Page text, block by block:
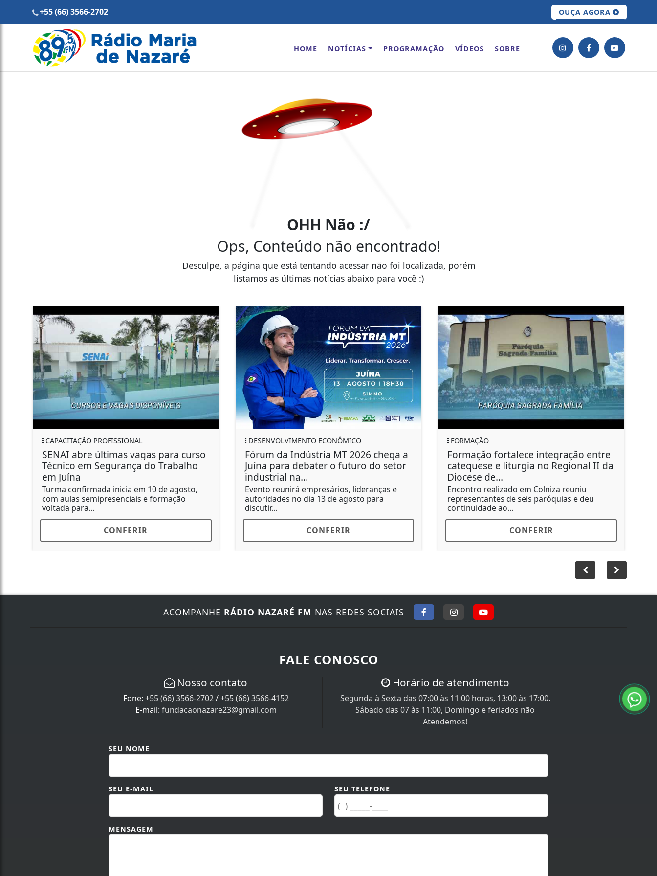
+55 (66) 3566-2702 OUÇA AGORA
HOME NOTÍCIAS PROGRAMAÇÃO VÍDEOS SOBRE
OHH Não :/
Ops, Conteúdo não encontrado!
Desculpe, a página que está tentando acessar não foi localizada, porém
listamos as últimas notícias abaixo para você :)
CAPACITAÇÃO PROFISSIONAL
SENAI abre últimas vagas para curso
Técnico em Segurança do Trabalho
em Juína
Turma confirmada inicia em 10 de agosto,
com aulas semipresenciais e formação
voltada para...
CONFERIR
DESENVOLVIMENTO ECONÔMICO
Fórum da Indústria MT 2026 chega a
Juína para debater o futuro do setor
industrial na...
Evento reunirá empresários, lideranças e
autoridades no dia 13 de agosto para
discutir...
CONFERIR
FORMAÇÃO
Formação fortalece integração entre
catequese e liturgia no Regional II da
Diocese de...
Encontro realizado em Colniza reuniu
representantes de seis paróquias e deu
continuidade ao...
CONFERIR
ACOMPANHE RÁDIO NAZARÉ FM NAS REDES SOCIAIS
FALE CONOSCO
Nosso contato
Fone: +55 (66) 3566-2702/+55 (66) 3566-4152
E-mail: fundacaonazare23@gmail.com
Horário de atendimento
Segunda à Sexta das 07:00 às 11:00 horas, 13:00 às 17:00.
Sábado das 07 às 11:00, Domingo e feriados não
Atendemos!
SEU NOME
SEU E-MAIL SEU TELEFONE
MENSAGEM